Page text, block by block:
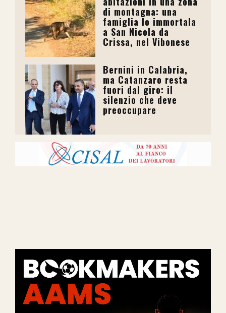
di montagna: una
famiglia lo immortala
a San Nicola da
Crissa, nel Vibonese
Bernini in Calabria,
ma Catanzaro resta
fuori dal giro: il
silenzio che deve
preoccupare